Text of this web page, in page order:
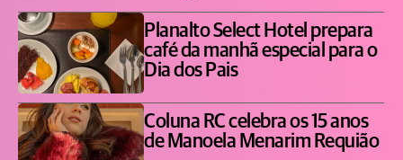
Planalto Select Hotel prepara
café da manhã especial para o
Dia dos Pais
Coluna RC celebra os 15 anos
de Manoela Menarim Requião